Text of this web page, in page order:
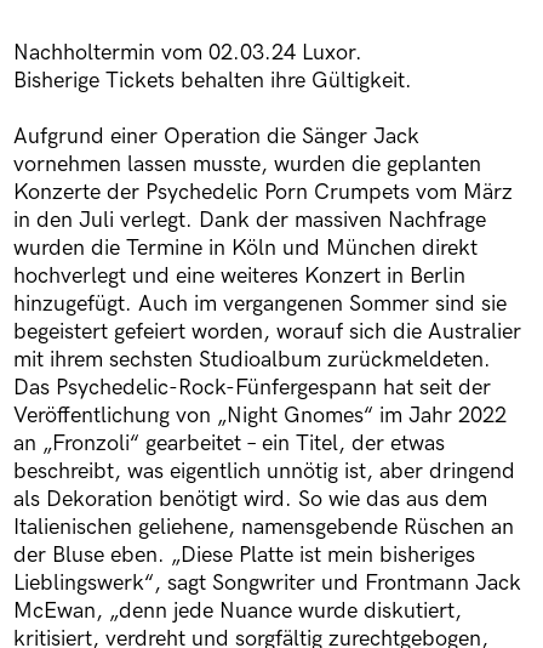
Nachholtermin vom 02.03.24 Luxor.
Bisherige Tickets behalten ihre Gültigkeit.
Aufgrund einer Operation die Sänger Jack
vornehmen lassen musste, wurden die geplanten
Konzerte der Psychedelic Porn Crumpets vom März
in den Juli verlegt. Dank der massiven Nachfrage
wurden die Termine in Köln und München direkt
hochverlegt und eine weiteres Konzert in Berlin
hinzugefügt. Auch im vergangenen Sommer sind sie
begeistert gefeiert worden, worauf sich die Australier
mit ihrem sechsten Studioalbum zurückmeldeten.
Das Psychedelic-Rock-Fünfergespann hat seit der
Veröffentlichung von „Night Gnomes“ im Jahr 2022
an „Fronzoli“ gearbeitet – ein Titel, der etwas
beschreibt, was eigentlich unnötig ist, aber dringend
als Dekoration benötigt wird. So wie das aus dem
Italienischen geliehene, namensgebende Rüschen an
der Bluse eben. „Diese Platte ist mein bisheriges
Lieblingswerk“, sagt Songwriter und Frontmann Jack
McEwan, „denn jede Nuance wurde diskutiert,
kritisiert, verdreht und sorgfältig zurechtgebogen,